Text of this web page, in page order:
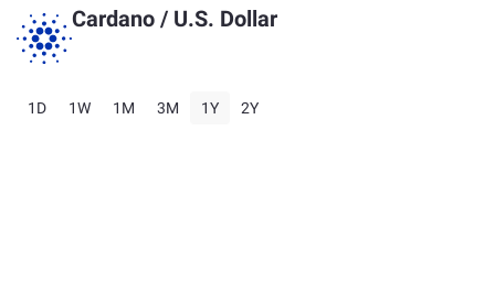
Cardano / U.S. Dollar
1D 1W 1M 3M 1Y 2Y